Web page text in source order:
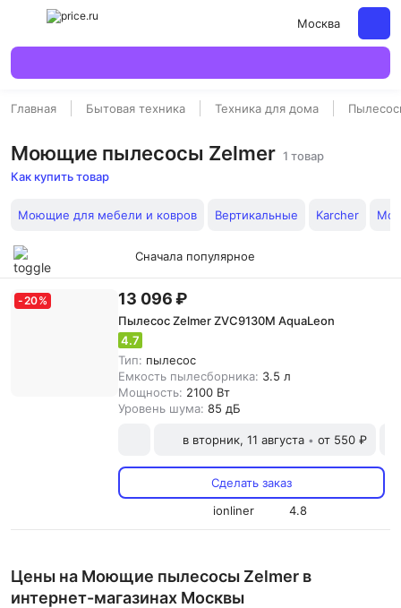
Москва
Главная Бытовая техника Техника для дома
Моющие пылесосы Zelmer 1 товар
Как купить товар
Моющие для мебели и ковров Вертикальные Karcher
Сначала популярное
-20% 13 096 ₽
Пылесос Zelmer ZVC9130M AquaLeon
4.7
Тип: пылесос
Емкость пылесборника: 3.5 л
Мощность: 2100 Вт
Уровень шума: 85 дБ
в вторник, 11 августа • от 550 ₽
Сделать заказ
ionliner
4.8
Цены на Моющие пылесосы Zelmer в
интернет-магазинах Москвы